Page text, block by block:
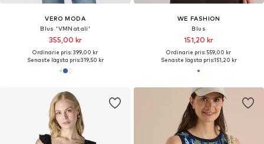
VERO MODA
Blus 'VMNatali'
355,00 kr
Ordinarie pris: 399,00 kr
Senaste lägsta pris:319,50 kr
WE FASHION
Blus
151,20 kr
Ordinarie pris: 559,00 kr
Senaste lägsta pris:151,20 kr